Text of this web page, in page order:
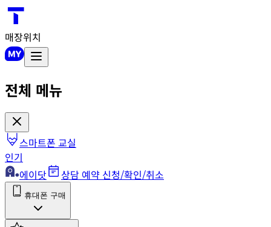
매장위치
전체 메뉴
스마트폰 교실
인기
에이닷
상담 예약 신청/확인/취소
휴대폰 구매